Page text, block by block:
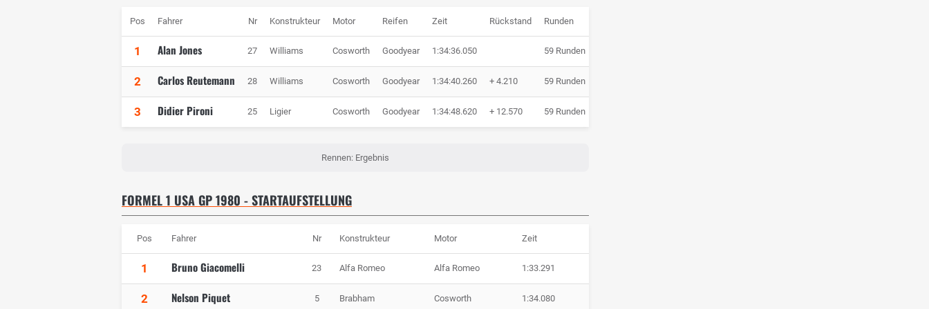
Pos Fahrer Nr Konstrukteur Motor Reifen Zeit Rückstand Runden
1 Alan Jones 27 Williams Cosworth Goodyear 1:34:36.050 59 Runden
2 Carlos Reutemann 28 Williams Cosworth Goodyear 1:34:40.260 + 4.210 59 Runden
3 Didier Pironi 25 Ligier Cosworth Goodyear 1:34:48.620 + 12.570 59 Runden
Rennen: Ergebnis
FORMEL 1 USA GP 1980 - STARTAUFSTELLUNG
Pos Fahrer Nr Konstrukteur Motor Zeit
1 Bruno Giacomelli 23 Alfa Romeo Alfa Romeo 1:33.291
2 Nelson Piquet 5 Brabham Cosworth 1:34.080